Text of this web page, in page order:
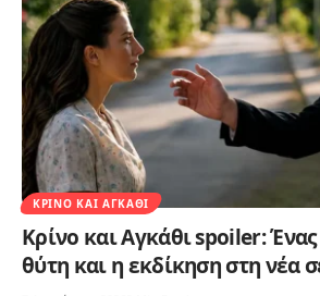
ΚΡΊΝΟ ΚΑΙ ΑΓΚΆΘΙ
Κρίνο και Αγκάθι spoiler:
θύτη και η εκδίκηση στη νέα